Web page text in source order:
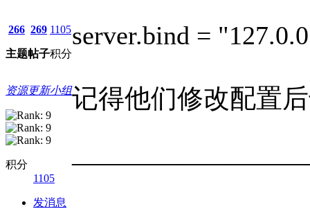
266
主题
269
帖子
1105
积分
资源更新小组
积分
1105
发消息
server.bind =
记得他们修改配置